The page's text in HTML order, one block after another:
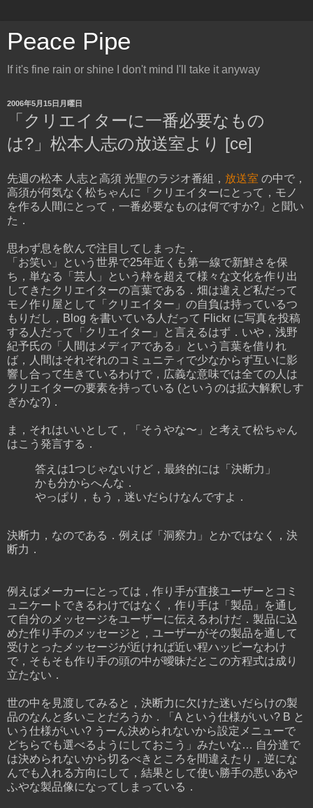
Peace Pipe
If it's fine rain or shine I don't mind I'll take it anyway
2006年5月15日月曜日
「クリエイターに一番必要なもの
は?」松本人志の放送室より [ce]
先週の松本 人志と高須 光聖のラジオ番組， 放送室 の中で，
高須が何気なく松ちゃんに「クリエイターにとって，モノ
を作る人間にとって，一番必要なものは何ですか?」と聞い
た．
思わず息を飲んで注目してしまった．
「お笑い」という世界で25年近くも第一線で新鮮さを保
ち，単なる「芸人」という枠を超えて様々な文化を作り出
してきたクリエイターの言葉である．畑は違えど私だって
モノ作り屋として「クリエイター」の自負は持っているつ
もりだし，Blog を書いている人だって Flickr に写真を投稿
する人だって「クリエイター」と言えるはず．いや，浅野
紀予氏の「人間はメディアである」という言葉を借りれ
ば，人間はそれぞれのコミュニティで少なからず互いに影
響し合って生きているわけで，広義な意味では全ての人は
クリエイターの要素を持っている (というのは拡大解釈しす
ぎかな?)．
ま，それはいいとして，「そうやな〜」と考えて松ちゃん
はこう発言する．
答えは1つじゃないけど，最終的には「決断力」
かも分からへんな．
やっぱり，もう，迷いだらけなんですよ．
決断力，なのである．例えば「洞察力」とかではなく，決
断力．
例えばメーカーにとっては，作り手が直接ユーザーとコミ
ュニケートできるわけではなく，作り手は「製品」を通し
て自分のメッセージをユーザーに伝えるわけだ．製品に込
めた作り手のメッセージと，ユーザーがその製品を通して
受けとったメッセージが近ければ近い程ハッピーなわけ
で，そもそも作り手の頭の中が曖昧だとこの方程式は成り
立たない．
世の中を見渡してみると，決断力に欠けた迷いだらけの製
品のなんと多いことだろうか．「A という仕様がいい? B と
いう仕様がいい? うーん決められないから設定メニューで
どちらでも選べるようにしておこう」みたいな… 自分達で
は決められないから切るべきところを間違えたり，逆にな
んでも入れる方向にして，結果として使い勝手の悪いあや
ふやな製品像になってしまっている．